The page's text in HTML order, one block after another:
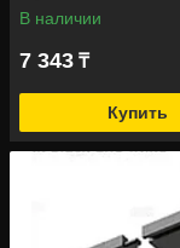
В наличии
7 343 ₸
Купить